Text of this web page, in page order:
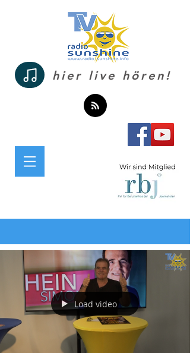
hier live hören!
Load video